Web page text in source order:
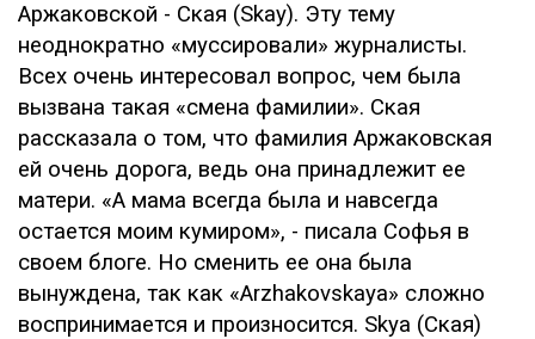
Аржаковской - Ская (Skay). Эту тему
неоднократно «муссировали» журналисты.
Всех очень интересовал вопрос, чем была
вызвана такая «смена фамилии». Ская
рассказала о том, что фамилия Аржаковская
ей очень дорога, ведь она принадлежит ее
матери. «А мама всегда была и навсегда
остается моим кумиром», - писала Софья в
своем блоге. Но сменить ее она была
вынуждена, так как «Arzhakovskaya» сложно
воспринимается и произносится. Skya (Ская)